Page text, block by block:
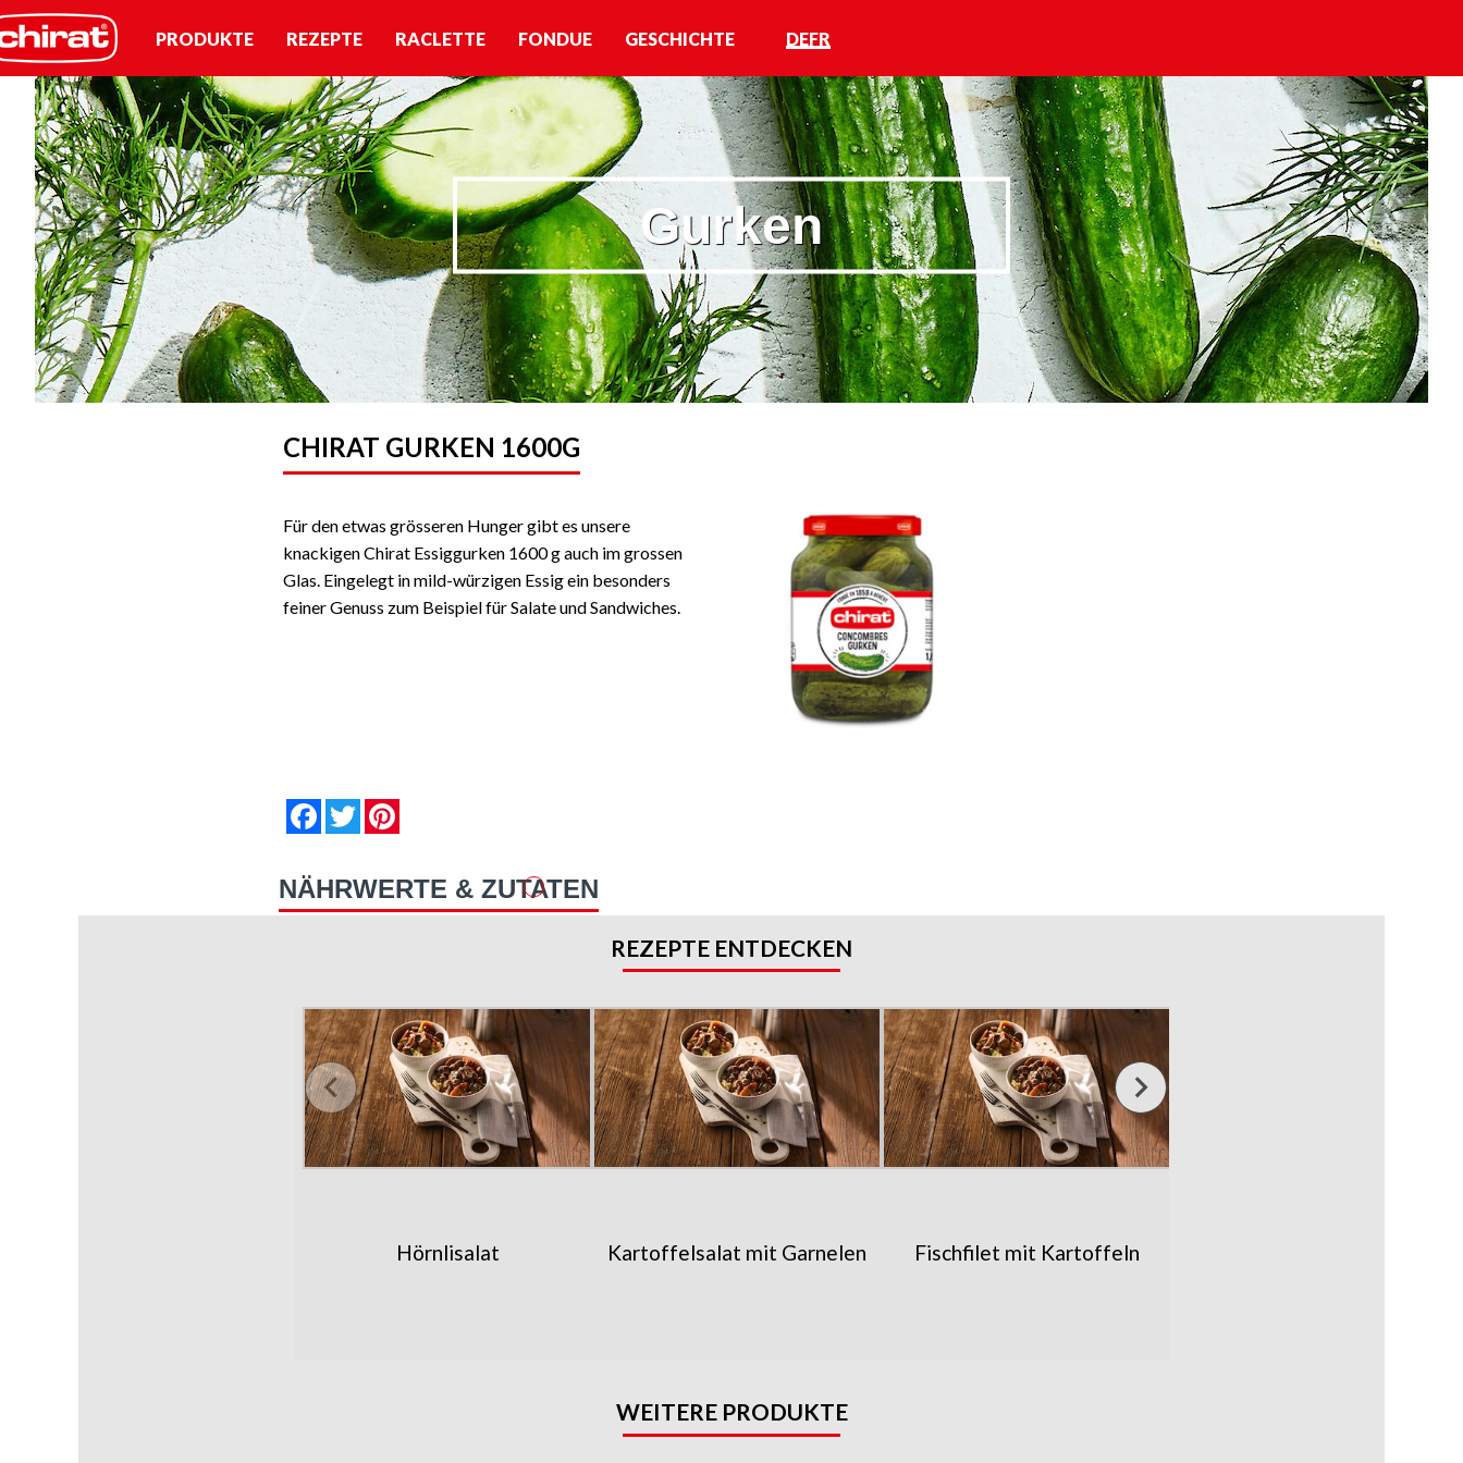
PRODUKTE REZEPTE RACLETTE FONDUE GESCHICHTE DEFR
Gurken
CHIRAT GURKEN 1600G
Für den etwas grösseren Hunger gibt es unsere
knackigen Chirat Essiggurken 1600 g auch im grossen
Glas. Eingelegt in mild-würzigen Essig ein besonders
feiner Genuss zum Beispiel für Salate und Sandwiches.
null
Facebook
null null
Twitter
null null
null
NÄHRWERTE & ZUTATEN
REZEPTE ENTDECKEN
Hörnlisalat Kartoffelsalat mit Garnelen Fischfilet mit Kartoffeln
WEITERE PRODUKTE